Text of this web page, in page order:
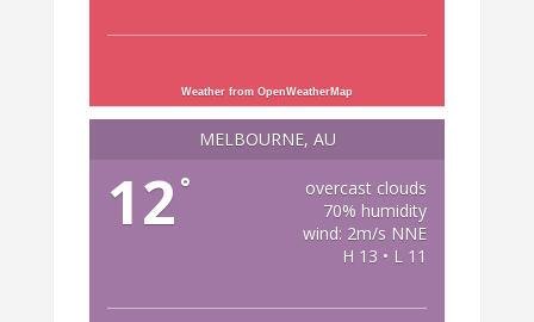
Weather from OpenWeatherMap
MELBOURNE, AU
12 °
overcast clouds
70% humidity
wind: 2m/s NNE
H 13 • L 11